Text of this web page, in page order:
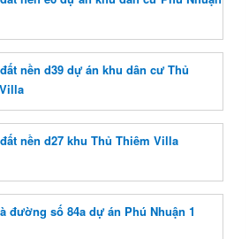
nền d39 dự án khu dân cư Thủ
nền d27 khu Thủ Thiêm Villa
đường số 84a dự án Phú Nhuận 1